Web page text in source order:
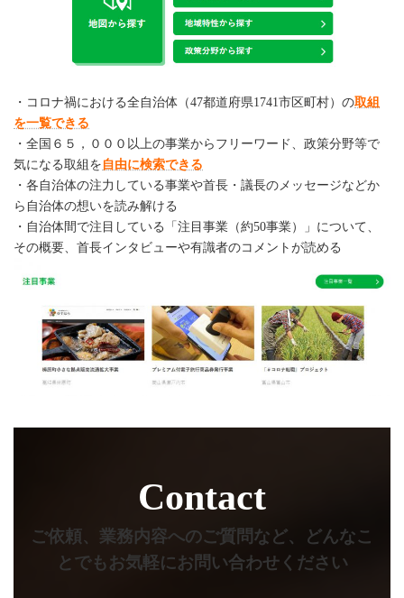
・コロナ禍における全自治体（47都道府県1741市区町村）の取組
を一覧できる
・全国６５，０００以上の事業からフリーワード、政策分野等で
気になる取組を 自由に検索できる
・各自治体の注力している事業や首長・議長のメッセージなどか
ら自治体の想いを読み解ける
・自治体間で注目している「注目事業（約50事業）」について、
その概要、首長インタビューや有識者のコメントが読める
Contact
ご依頼、業務内容へのご質問など、どんなこ
とでもお気軽にお問い合わせください